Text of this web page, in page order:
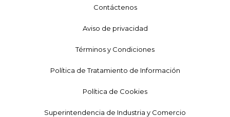
Contáctenos
Aviso de privacidad
Términos y Condiciones
Política de Tratamiento de Información
Política de Cookies
Superintendencia de Industria y Comercio